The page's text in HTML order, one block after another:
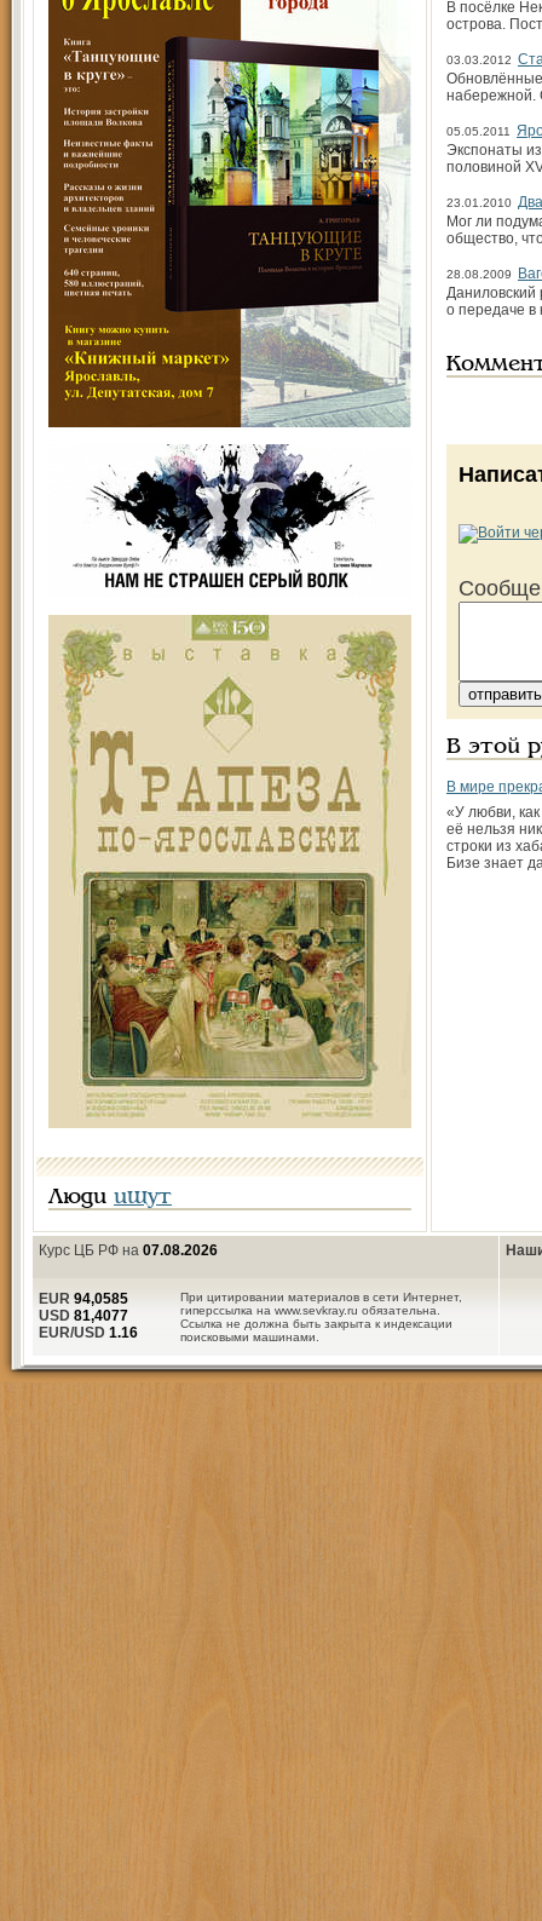
Люди ищут
В посёлке
ост­рова.
03.03.2012
набережной.
05.05.2011
Экспонаты
половиной
23.01.2010
Мог ли
общество,
28.08.2009
Даниловский
о передаче в
В этой
В мире
«У любви,
её нельзя
строки из
Бизе знает
Курс ЦБ РФ на 07.08.2026
При цитировании материалов в сети Интернет,
гиперссылка на www.sevkray.ru обязательна.
Ссылка не должна быть закрыта к индексации
поисковыми машинами.
EUR 94,0585
USD 81,4077
EUR/USD 1.16